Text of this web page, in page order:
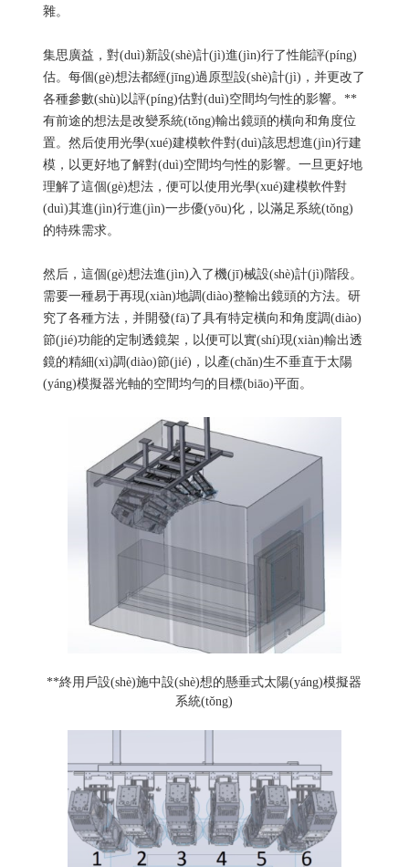
雜。
集思廣益，對(duì)新設(shè)計(jì)進(jìn)行了性能評(píng)
估。每個(gè)想法都經(jīng)過原型設(shè)計(jì)，并更改了
各種參數(shù)以評(píng)估對(duì)空間均勻性的影響。**
有前途的想法是改變系統(tǒng)輸出鏡頭的橫向和角度位
置。然后使用光學(xué)建模軟件對(duì)該思想進(jìn)行建
模，以更好地了解對(duì)空間均勻性的影響。一旦更好地
理解了這個(gè)想法，便可以使用光學(xué)建模軟件對
(duì)其進(jìn)行進(jìn)一步優(yōu)化，以滿足系統(tǒng)
的特殊需求。
然后，這個(gè)想法進(jìn)入了機(jī)械設(shè)計(jì)階段。
需要一種易于再現(xiàn)地調(diào)整輸出鏡頭的方法。研
究了各種方法，并開發(fā)了具有特定橫向和角度調(diào)
節(jié)功能的定制透鏡架，以便可以實(shí)現(xiàn)輸出透
鏡的精細(xì)調(diào)節(jié)，以產(chǎn)生不垂直于太陽
(yáng)模擬器光軸的空間均勻的目標(biāo)平面。
**終用戶設(shè)施中設(shè)想的懸垂式太陽(yáng)模擬器
系統(tǒng)